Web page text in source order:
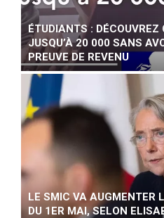
ÉTUDIANTS :
JUSQU’À 20 000 SANS
PREUVE DE REVENU
LE SMIC VA AUGMENTER
DU 1ER MAI, SELON